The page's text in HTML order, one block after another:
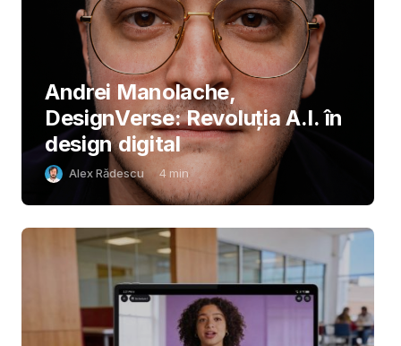
Andrei Manolache,
DesignVerse: Revoluția A.I. în
design digital
Alex Rădescu 4 min